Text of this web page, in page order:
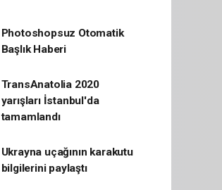
Photoshopsuz Otomatik
Başlık Haberi
TransAnatolia 2020
yarışları İstanbul'da
tamamlandı
Ukrayna uçağının karakutu
bilgilerini paylaştı